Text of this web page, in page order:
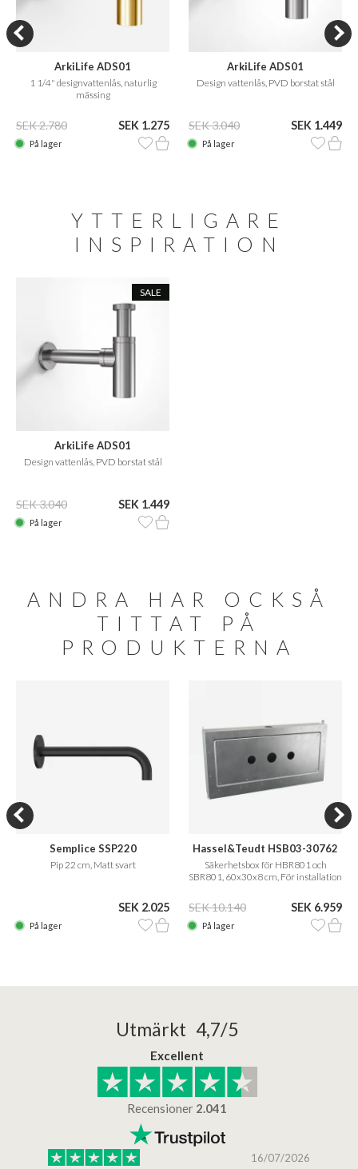
ArkiLife ADS01
1 1/4" designvattenlås, naturlig
mässing
SEK 2.780 SEK 1.275
På lager
ArkiLife ADS01
Design vattenlås, PVD borstat stål
SEK 3.040 SEK 1.449
På lager
YTTERLIGARE
INSPIRATION
SALE
ArkiLife ADS01
Design vattenlås, PVD borstat stål
SEK 3.040 SEK 1.449
På lager
ANDRA HAR OCKSÅ
TITTAT PÅ
PRODUKTERNA
Semplice SSP220
Pip 22 cm, Matt svart
SEK 2.025
På lager
Hassel&Teudt HSB03-30762
Säkerhetsbox för HBR801 och
SBR801, 60x30x8 cm, För installation
SEK 10.140 SEK 6.959
På lager
Utmärkt 4,7/5
Excellent
Recensioner 2.041
16/07/2026